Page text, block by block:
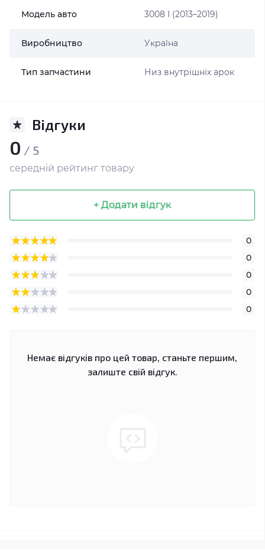
Модель авто 3008 I (2013–2019)
Виробництво Україна
Тип запчастини Низ внутрішніх арок
Відгуки
0 / 5
середній рейтинг товару
+ Додати відгук
0
0
0
0
0
Немає відгуків про цей товар, станьте першим,
залиште свій відгук.